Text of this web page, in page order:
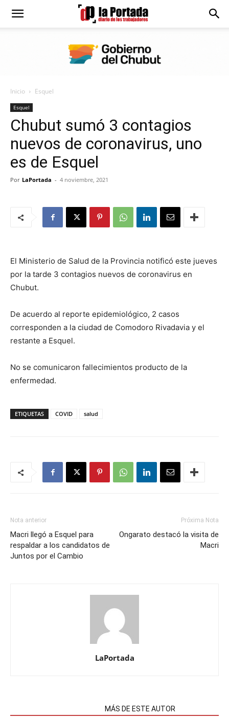
Diario
Portada
Inicio Esquel
Esquel
Chubut sumó 3 contagios
nuevos de coronavirus, uno
es de Esquel
Por LaPortada - 4 noviembre, 2021
El Ministerio de Salud de la Provincia notificó este jueves
por la tarde 3 contagios nuevos de coronavirus en
Chubut.
De acuerdo al reporte epidemiológico, 2 casos
corresponden a la ciudad de Comodoro Rivadavia y el
restante a Esquel.
No se comunicaron fallecimientos producto de la
enfermedad.
ETIQUETAS COVID salud
Nota anterior
Macri llegó a Esquel para
respaldar a los candidatos de
Juntos por el Cambio
Próxima Nota
Ongarato destacó la visita de
Macri
LaPortada
MÁS DE ESTE AUTOR